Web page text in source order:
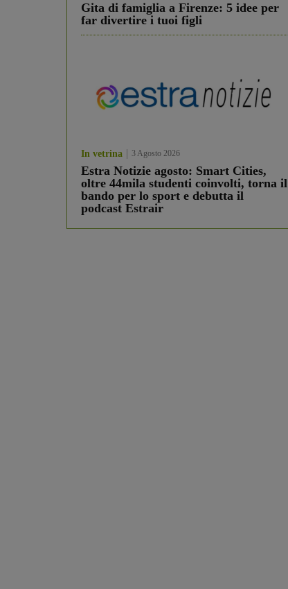
Gita di famiglia a Firenze: 5 idee per
far divertire i tuoi figli
In vetrina 3 Agosto 2026
Estra Notizie agosto: Smart Cities,
oltre 44mila studenti coinvolti, torna il
bando per lo sport e debutta il
podcast Estrair